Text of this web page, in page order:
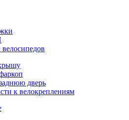
дверь
к велокреплениям